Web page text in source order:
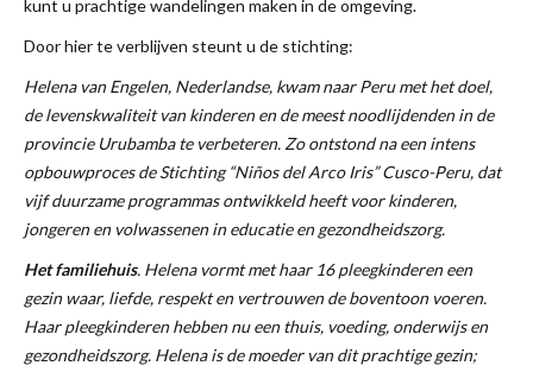
kunt u prachtige wandelingen maken in de omgeving.
Door hier te verblijven steunt u de stichting:
Helena van Engelen, Nederlandse, kwam naar Peru met het doel,
de levenskwaliteit van kinderen en de meest noodlijdenden in de
provincie Urubamba te verbeteren. Zo ontstond na een intens
opbouwproces de Stichting “Niños del Arco Iris” Cusco-Peru, dat
vijf duurzame programmas ontwikkeld heeft voor kinderen,
jongeren en volwassenen in educatie en gezondheidszorg.
Het familiehuis. Helena vormt met haar 16 pleegkinderen een
gezin waar, liefde, respekt en vertrouwen de boventoon voeren.
Haar pleegkinderen hebben nu een thuis, voeding, onderwijs en
gezondheidszorg. Helena is de moeder van dit prachtige gezin;